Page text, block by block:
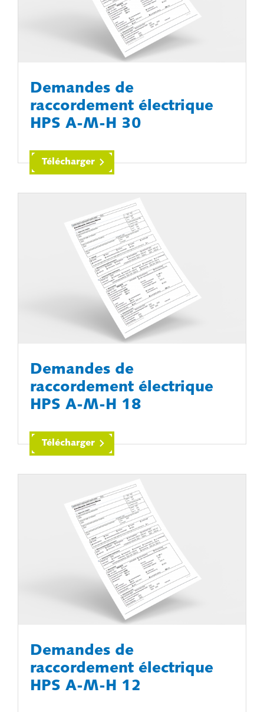
Demandes de
raccordement électrique
HPS A-M-H 30
Télécharger
Demandes de
raccordement électrique
HPS A-M-H 18
Télécharger
Demandes de
raccordement électrique
HPS A-M-H 12